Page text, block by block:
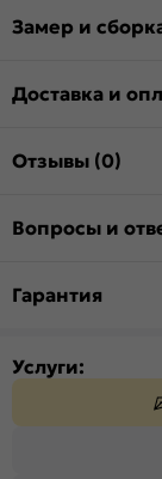
Замер и
Доставка и
Отзывы (0)
Вопросы и
Гарантия
Услуги: